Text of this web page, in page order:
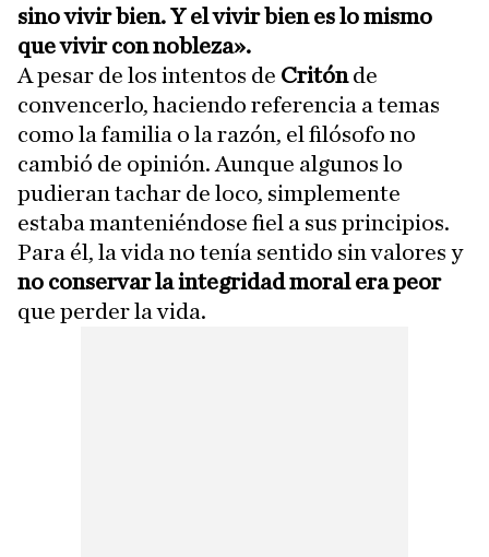
sino vivir bien. Y el vivir bien es lo mismo
que vivir con nobleza».
A pesar de los intentos de Critónde
convencerlo, haciendo referencia a temas
como la familia o la razón, el filósofo no
cambió de opinión. Aunque algunos lo
pudieran tachar de loco, simplemente
estaba manteniéndose fiel a sus principios.
Para él, la vida no tenía sentido sin valores y
no conservar la integridad moral era peor
que perder la vida.